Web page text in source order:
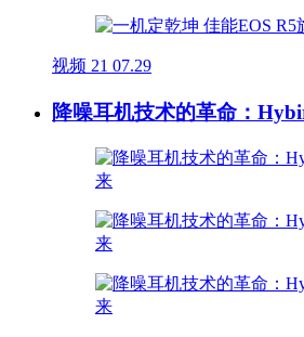
视频 21 07.29
降噪耳机技术的革命：